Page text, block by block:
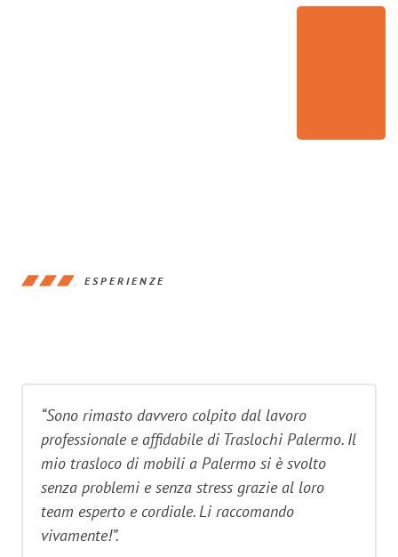
ESPERIENZE
“Sono rimasto davvero colpito dal lavoro
professionale e affidabile di Traslochi Palermo. Il
mio trasloco di mobili a Palermo si è svolto
senza problemi e senza stress grazie al loro
team esperto e cordiale. Li raccomando
vivamente!”.